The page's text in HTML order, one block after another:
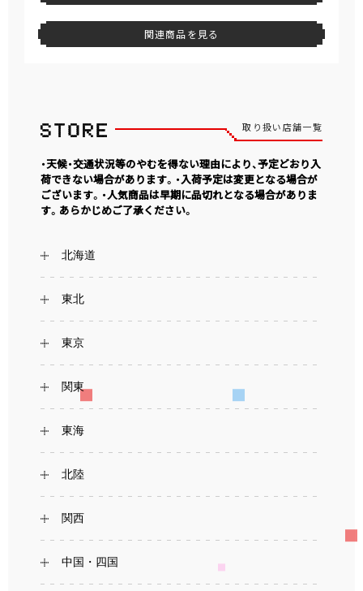
関連商品を見る
取り扱い店舗一覧
・天候・交通状況等のやむを得ない理由により、予定どおり入
荷できない場合があります。・入荷予定は変更となる場合が
ございます。・人気商品は早期に品切れとなる場合がありま
す。あらかじめご了承ください。
北海道
東北
東京
関東
東海
北陸
関西
中国・四国